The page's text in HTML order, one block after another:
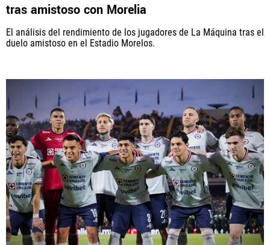
tras amistoso con Morelia
El análisis del rendimiento de los jugadores de La Máquina tras el
duelo amistoso en el Estadio Morelos.